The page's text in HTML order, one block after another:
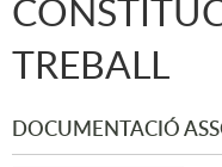
TREBALL
DOCUMENTACIÓ